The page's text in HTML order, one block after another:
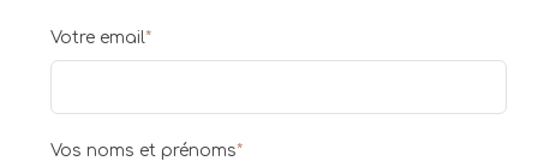
Votre email*
Vos noms et prénoms*